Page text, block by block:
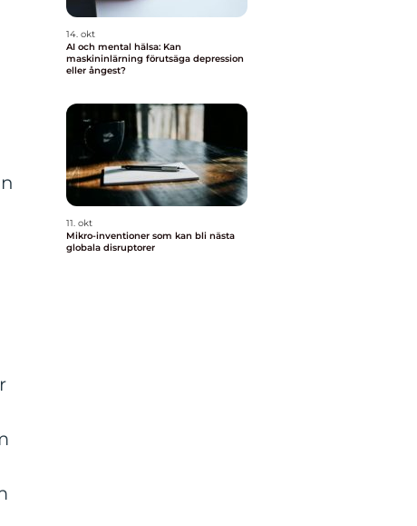
14. okt
AI och mental hälsa: Kan
maskininlärning förutsäga depression
eller ångest?
11. okt
Mikro-inventioner som kan bli nästa
globala disruptorer